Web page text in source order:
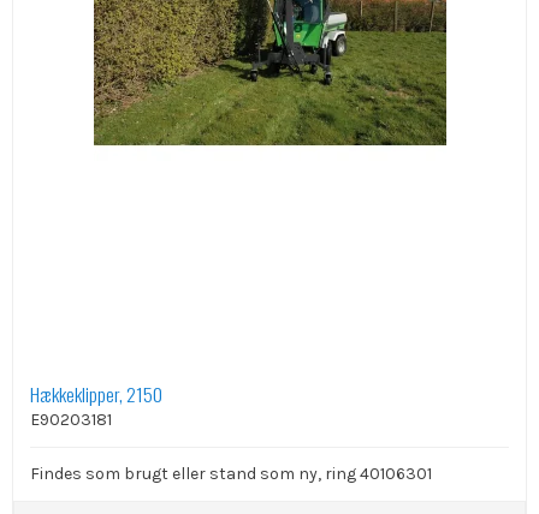
Hækkeklipper, 2150
E90203181
Findes som brugt eller stand som ny, ring 40106301